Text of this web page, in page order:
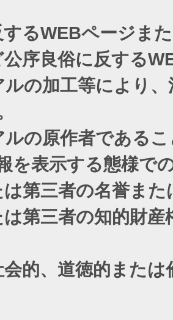
るWEBページま
序良俗に反する
ルの加工等により
ルの原作者である
を表示する態様で
第三者の名誉ま
第三者の知的財
的、道徳的また